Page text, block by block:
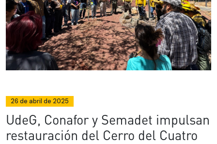
26 de abril de 2025
UdeG, Conafor y Semadet impulsan
restauración del Cerro del Cuatro